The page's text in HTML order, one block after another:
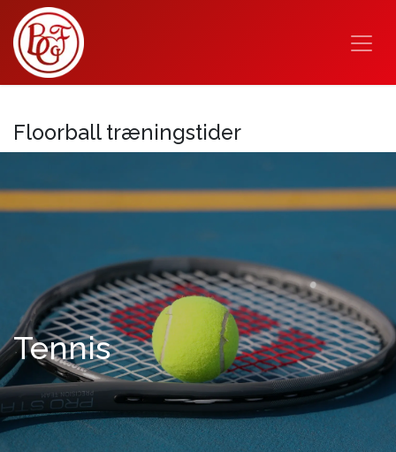
Floorball træningstider
Tennis